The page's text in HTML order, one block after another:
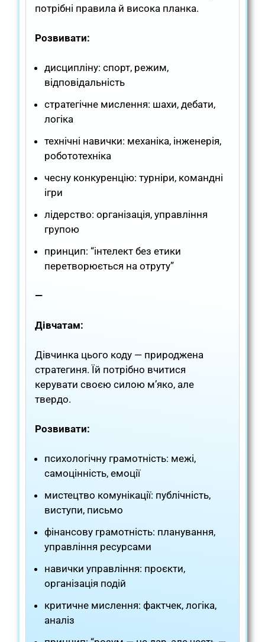
потрібні правила й висока планка.
Розвивати:
дисципліну: спорт, режим,
відповідальність
стратегічне мислення: шахи, дебати,
логіка
технічні навички: механіка, інженерія,
робототехніка
чесну конкуренцію: турніри, командні
ігри
лідерство: організація, управління
групою
принцип: “інтелект без етики
перетворюється на отруту”
—
Дівчатам:
Дівчинка цього коду — природжена
стратегиня. Їй потрібно вчитися
керувати своєю силою м’яко, але
твердо.
Розвивати:
психологічну грамотність: межі,
самоцінність, емоції
мистецтво комунікації: публічність,
виступи, письмо
фінансову грамотність: планування,
управління ресурсами
навички управління: проєкти,
організація подій
критичне мислення: фактчек, логіка,
аналіз